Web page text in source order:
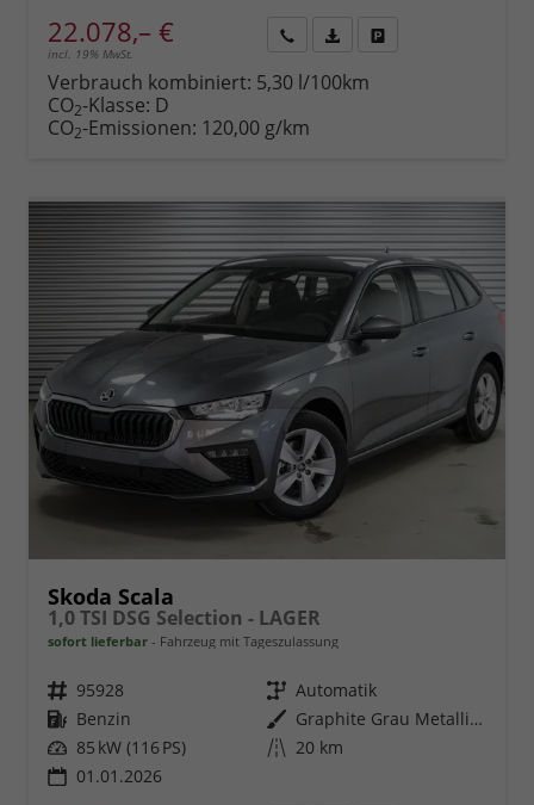
22.078,– €
incl. 19% MwSt.
anfordern
Datei,
Verbrauch kombiniert: 5,30 l/100km
CO2-Klasse: D
CO2-Emissionen: 120,00 g/km
Skoda Scala
1,0 TSI DSG Selection - LAGER
sofort lieferbar Fahrzeug mit Tageszulassung
Fahrzeugnr. 95928 Getriebe Automatik
Kraftstoff Benzin Außenfarbe
Graphite Grau Metallic (5X)
Leistung 85 kW (116 PS) Kilometerstand 20 km
01.01.2026